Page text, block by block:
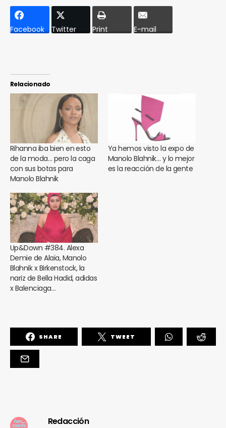
Facebook Twitter Print E-mail
Relacionado
Rihanna iba bien en esto
de la moda… pero la caga
con sus botas para
Manolo Blahnik
Ya hemos visto la expo de
Manolo Blahnik… y lo mejor
es la reacción de la gente
Up&Down #384. Alexa
Demie de Alaïa, Manolo
Blahnik x Birkenstock, la
nariz de Bella Hadid, adidas
x Balenciaga…
SHARE TWEET
Redacción